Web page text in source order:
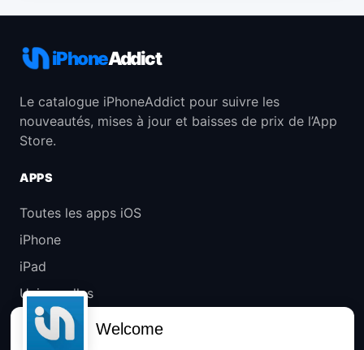
iPhoneAddict
Le catalogue iPhoneAddict pour suivre les
nouveautés, mises à jour et baisses de prix de l’App
Store.
APPS
Toutes les apps iOS
iPhone
iPad
Universelles
Mac
Welcome